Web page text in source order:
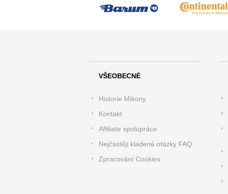
VŠEOBECNÉ
Historie Mikony
Kontakt
Affiliate spolupráce
Nejčastěji kladené otázky FAQ
Zpracování Cookies